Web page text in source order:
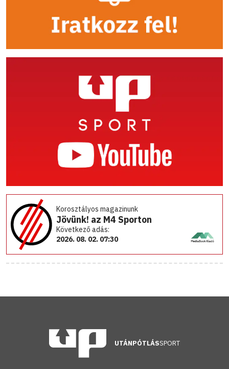
Korosztályos magazinunk
Jövünk! az M4 Sporton
Következő adás:
2026. 08. 02. 07:30
UTÁNPÓTLÁSSPORT